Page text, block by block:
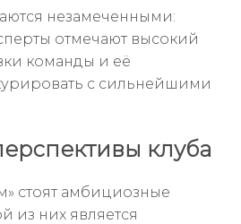
незамеченными:
отмечают высокий
команды и её
с сильнейшими
клуба
стоят амбициозные
из них является